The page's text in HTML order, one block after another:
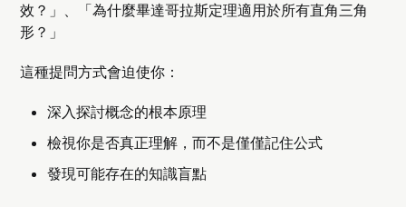
效？」、「為什麼畢達哥拉斯定理適用於所有直角三角
形？」
這種提問方式會迫使你：
深入探討概念的根本原理
檢視你是否真正理解，而不是僅僅記住公式
發現可能存在的知識盲點